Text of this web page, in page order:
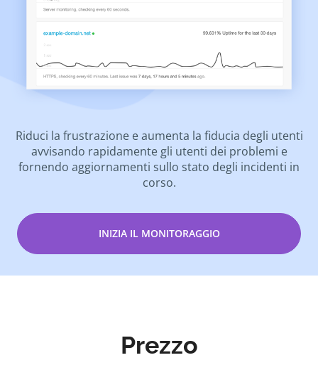
Riduci la frustrazione e aumenta la fiducia degli utenti
avvisando rapidamente gli utenti dei problemi e
fornendo aggiornamenti sullo stato degli incidenti in
corso.
INIZIA IL MONITORAGGIO
Prezzo